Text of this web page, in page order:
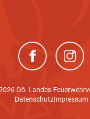
(neues Fenster)
Oö. Landes-
DatenschutzImpressum